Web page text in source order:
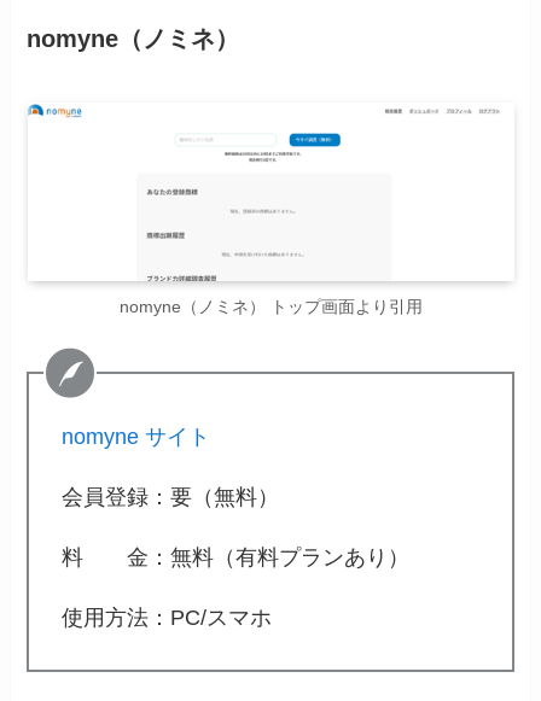
nomyne（ノミネ）
nomyne（ノミネ） トップ画面より引用
nomyne サイト
会員登録：要（無料）
料 金：無料（有料プランあり）
使用方法：PC/スマホ